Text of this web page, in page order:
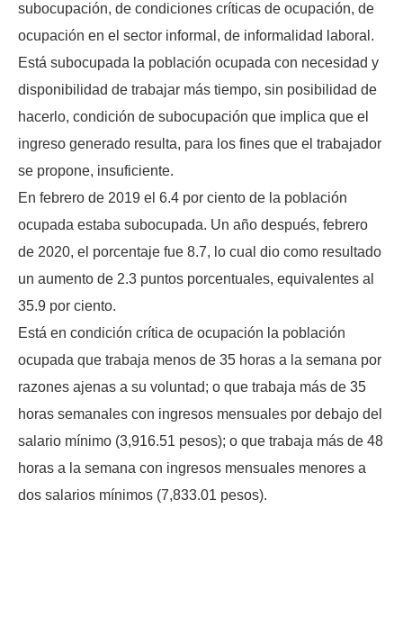
subocupación, de condiciones críticas de ocupación, de
ocupación en el sector informal, de informalidad laboral.
Está subocupada la población ocupada con necesidad y
disponibilidad de trabajar más tiempo, sin posibilidad de
hacerlo, condición de subocupación que implica que el
ingreso generado resulta, para los fines que el trabajador
se propone, insuficiente.
En febrero de 2019 el 6.4 por ciento de la población
ocupada estaba subocupada. Un año después, febrero
de 2020, el porcentaje fue 8.7, lo cual dio como resultado
un aumento de 2.3 puntos porcentuales, equivalentes al
35.9 por ciento.
Está en condición crítica de ocupación la población
ocupada que trabaja menos de 35 horas a la semana por
razones ajenas a su voluntad; o que trabaja más de 35
horas semanales con ingresos mensuales por debajo del
salario mínimo (3,916.51 pesos); o que trabaja más de 48
horas a la semana con ingresos mensuales menores a
dos salarios mínimos (7,833.01 pesos).